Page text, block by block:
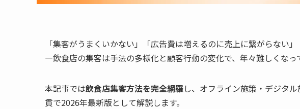
「集客がうまくいかない」「広告費は増えるのに売上に繋がらない
—飲食店の集客は手法の多様化と顧客行動の変化で、年々難しくなっ
本記事では飲食店集客方法を完全網羅し、オフライン施策・デジタ
貫で2026年最新版として解説します。